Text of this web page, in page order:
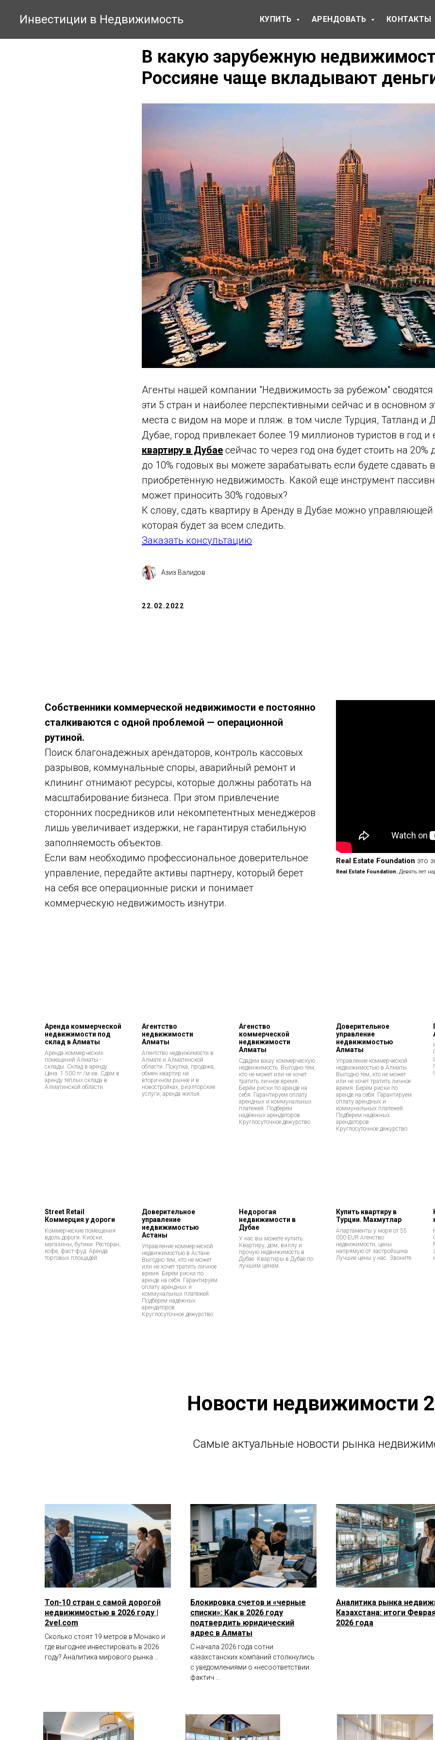
Инвестиции в Недвижимость КУПИТЬ АРЕНДОВАТЬ КОНТАКТЫ
В какую зарубежную
Россияне чаще вкладывают
Агенты нашей компании "Недвижимость за рубежом"
эти 5 стран и наиболее перспективными сейчас и в основном
места с видом на море и пляж. в том числе Турция, Татланд и
Дубае, город привлекает более 19 миллионов туристов в год и
квартиру в Дубае сейчас то через год она будет стоить на 20%
до 10% годовых вы можете зарабатывать если будете сдавать
приобретённую недвижимость. Какой ещё инструмент
может приносить 30% годовых?
К слову, сдать квартиру в Аренду в Дубае можно
которая будет за всем следить.
Заказать консультацию
Азиз Валидов
22.02.2022
Собственники коммерческой недвижимости е постоянно
сталкиваются с одной проблемой — операционной
рутиной.
Поиск благонадежных арендаторов, контроль кассовых
разрывов, коммунальные споры, аварийный ремонт и
клининг отнимают ресурсы, которые должны работать на
масштабирование бизнеса. При этом привлечение
сторонних посредников или некомпетентных менеджеров
лишь увеличивает издержки, не гарантируя стабильную
заполняемость объектов.
Если вам необходимо профессиональное доверительное
управление, передайте активы партнеру, который берет
на себя все операционные риски и понимает
коммерческую недвижимость изнутри.
Real Estate Foundation это
Real Estate Foundation. Девять лет
Аренда коммерческой
недвижимости под
склад в Алматы
Аренда коммерческих
помещений Алматы -
склады. Склад в аренду.
Цена. 1 500 тг./м.кв. Сдам в
аренду теплых склада в
Алматинской области.
Агентство
недвижимости
Алматы
Агентство недвижимости в
Алмате и Алматинской
области. Покупка, продажа,
обмен квартир на
вторичном рынке и в
новостройках, риэлторские
услуги, аренда жилья.
Агенство
коммерческой
недвижимости
Алматы
Сдадим вашу коммерческую
недвижимость. Выгодно тем,
кто не может или не хочет
тратить личное время.
Берём риски по аренде на
себя. Гарантируем оплату
арендных и коммунальных
платежей. Подберем
надёжных арендаторов.
Круглосуточное дежурство
Доверительное
управление
недвижимостью
Алматы
Управление коммерческой
недвижимостью в Алматы.
Выгодно тем, кто не может
или не хочет тратить личное
время. Берём риски по
аренде на себя. Гарантируем
оплату арендных и
коммунальных платежей.
Подберем надёжных
арендаторов.
Круглосуточное дежурство
Street Retail
Коммерция у дороги
Коммерческие помещения
вдоль дороги. Киоски,
магазины, бутики. Ресторан,
кофе, фаст-фуд. Аренда
торговых площадей.
Доверительное
управление
недвижимостью
Астаны
Управление коммерческой
недвижимостью в Астане.
Выгодно тем, кто не может
или не хочет тратить личное
время. Берём риски по
аренде на себя. Гарантируем
оплату арендных и
коммунальных платежей.
Подберем надёжных
арендаторов.
Круглосуточное дежурство
Недорогая
недвижимости в
Дубае
У нас вы можете купить:
Квартиру, дом, виллу и
прочую недвижимость в
Дубае. Квартиры в Дубае по
лучшим ценам.
Купить квартиру в
Турции. Махмутлар
Апартаменты у моря от 55
000 EUR Агенство
недвижимости, цены
напрямую от застройщика.
Лучшие цены у нас. Звоните.
Новости недвижимости
Самые актуальные новости рынка
Топ-10 стран с самой дорогой
недвижимостью в 2026 году |
2vel.com
Сколько стоят 19 метров в Монако и
где выгоднее инвестировать в 2026
году? Аналитика мирового рынка ...
Блокировка счетов и «черные
списки»: Как в 2026 году
подтвердить юридический
адрес в Алматы
С начала 2026 года сотни
казахстанских компаний столкнулись
с уведомлениями о «несоответствии
фактич ...
Аналитика рынка
Казахстана: итоги
2026 года